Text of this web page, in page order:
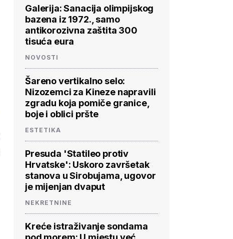
Galerija: Sanacija olimpijskog
bazena iz 1972., samo
antikorozivna zaštita 300
tisuća eura
NOVOSTI
Šareno vertikalno selo:
Nizozemci za Kineze napravili
zgradu koja pomiče granice,
boje i oblici pršte
ESTETIKA
Presuda 'Statileo protiv
Hrvatske': Uskoro završetak
stanova u Sirobujama, ugovor
je mijenjan dvaput
NEKRETNINE
Kreće istraživanje sondama